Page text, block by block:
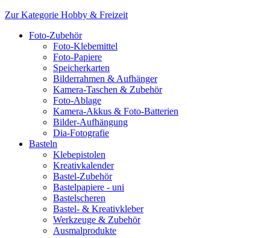
Zur Kategorie Hobby & Freizeit
Foto-Zubehör
Foto-Klebemittel
Foto-Papiere
Speicherkarten
Bilderrahmen & Aufhänger
Kamera-Taschen & Zubehör
Foto-Ablage
Kamera-Akkus & Foto-Batterien
Bilder-Aufhängung
Dia-Fotografie
Basteln
Klebepistolen
Kreativkalender
Bastel-Zubehör
Bastelpapiere - uni
Bastelscheren
Bastel- & Kreativkleber
Werkzeuge & Zubehör
Ausmalprodukte